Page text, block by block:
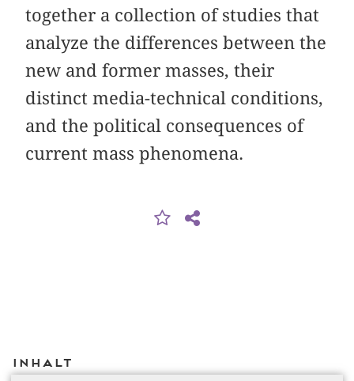
together a collection of studies that
analyze the differences between the
new and former masses, their
distinct media-technical conditions,
and the political consequences of
current mass phenomena.
Inhalt